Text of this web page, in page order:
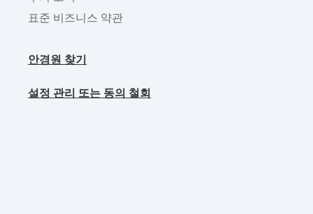
표준 비즈니스 약관
안경원 찾기
설정 관리 또는 동의 철회